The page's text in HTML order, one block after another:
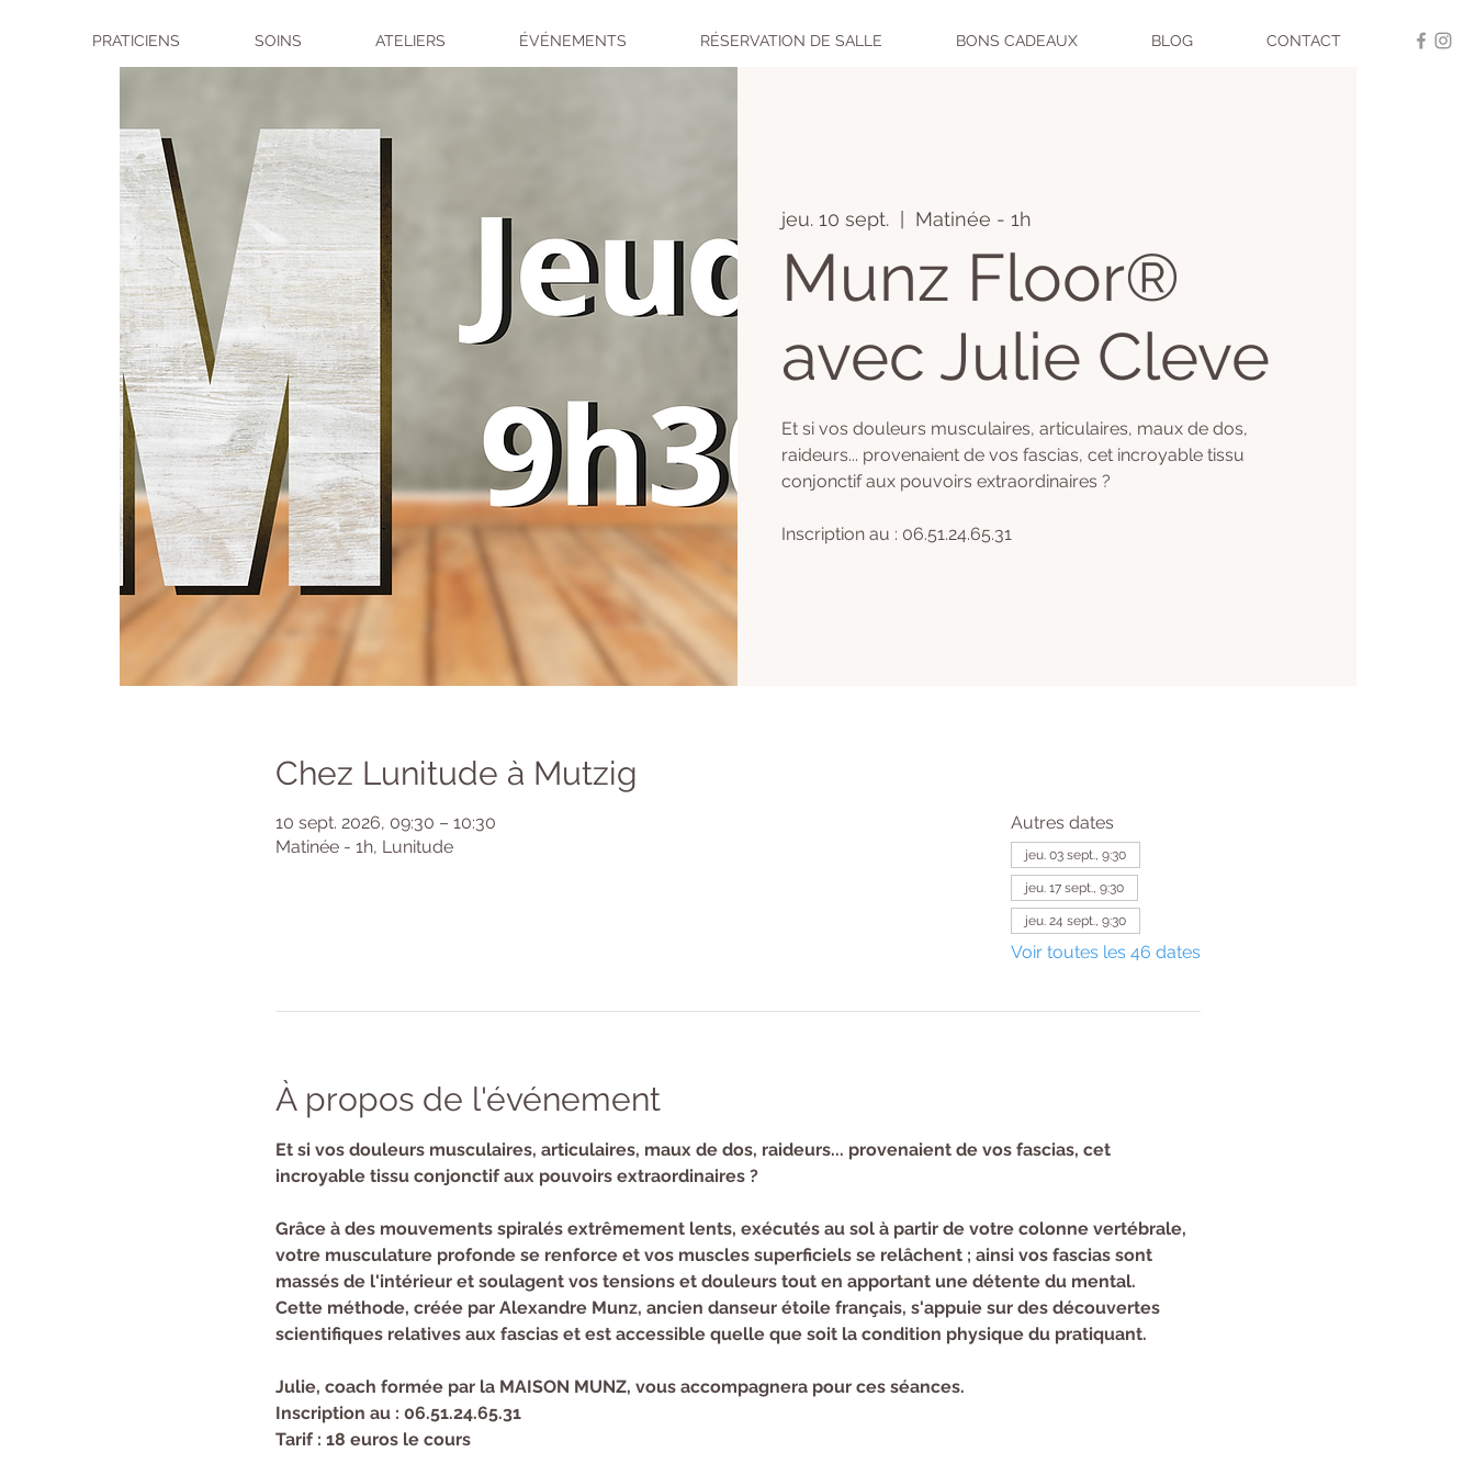
PRATICIENS SOINS ATELIERS ÉVÉNEMENTS RÉSERVATION DE SALLE BONS CADEAUX BLOG CONTACT
jeu. 10 sept.
  |
Matinée - 1h
Munz Floor®
avec Julie Cleve
​Et si vos douleurs musculaires, articulaires, maux de dos,
raideurs... provenaient de vos fascias, cet incroyable tissu
conjonctif aux pouvoirs extraordinaires ?
Inscription au : 06.51.24.65.31
Chez Lunitude à Mutzig
10 sept. 2026, 09:30 – 10:30
Matinée - 1h, Lunitude
Autres dates
jeu. 03 sept., 9:30
jeu. 17 sept., 9:30
jeu. 24 sept., 9:30
Voir toutes les 46 dates
À propos de l'événement
​Et si vos douleurs musculaires, articulaires, maux de dos, raideurs... provenaient de vos fascias, cet
incroyable tissu conjonctif aux pouvoirs extraordinaires ?
Grâce à des mouvements spiralés extrêmement lents, exécutés au sol à partir de votre colonne vertébrale,
votre musculature profonde se renforce et vos muscles superficiels se relâchent ; ainsi vos fascias sont
massés de l'intérieur et soulagent vos tensions et douleurs tout en apportant une détente du mental.
Cette méthode, créée par Alexandre Munz, ancien danseur étoile français, s'appuie sur des découvertes
scientifiques relatives aux fascias et est accessible quelle que soit la condition physique du pratiquant.
Julie, coach formée par la MAISON MUNZ, vous accompagnera pour ces séances.
Inscription au : 06.51.24.65.31
Tarif : 18 euros le cours